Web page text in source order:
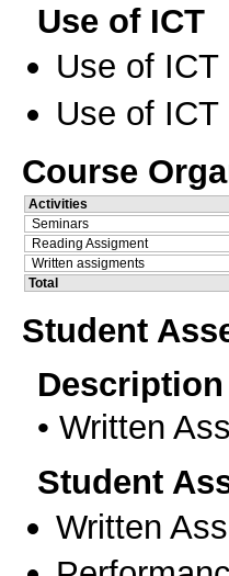
Use of ICT
Use of ICT
Use of
Course
Activities
Seminars
Reading Assigment
Written assigments
Total
Student
Description
• Written
Student
Written